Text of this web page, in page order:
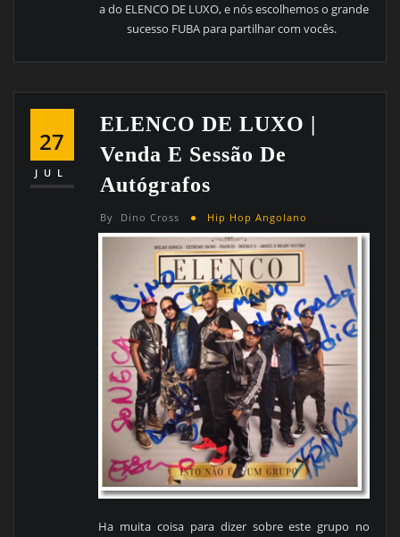
a do ELENCO DE LUXO, e nós escolhemos o grande
sucesso FUBA para partilhar com vocês.
27
JUL
ELENCO DE LUXO |
Venda E Sessão De
Autógrafos
By Dino Cross Hip Hop Angolano
Ha muita coisa para dizer sobre este grupo no